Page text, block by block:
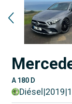
A 180 D
Diésel |2019|